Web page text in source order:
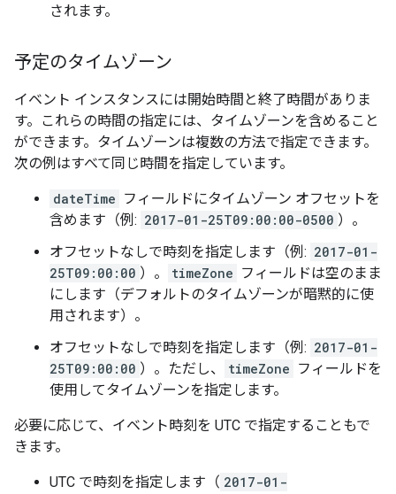
されます。
予定のタイムゾーン
イベント インスタンスには開始時間と終了時間がありま
す。これらの時間の指定には、タイムゾーンを含めること
ができます。タイムゾーンは複数の方法で指定できます。
次の例はすべて同じ時間を指定しています。
dateTime フィールドにタイムゾーン オフセットを
含めます（例: 2017-01-25T09:00:00-0500 ）。
オフセットなしで時刻を指定します（例: 2017-01-
25T09:00:00 ）。 timeZone フィールドは空のまま
にします（デフォルトのタイムゾーンが暗黙的に使
用されます）。
オフセットなしで時刻を指定します（例: 2017-01-
25T09:00:00 ）。ただし、 timeZone フィールドを
使用してタイムゾーンを指定します。
必要に応じて、イベント時刻を UTC で指定することもで
きます。
UTC で時刻を指定します（ 2017-01-